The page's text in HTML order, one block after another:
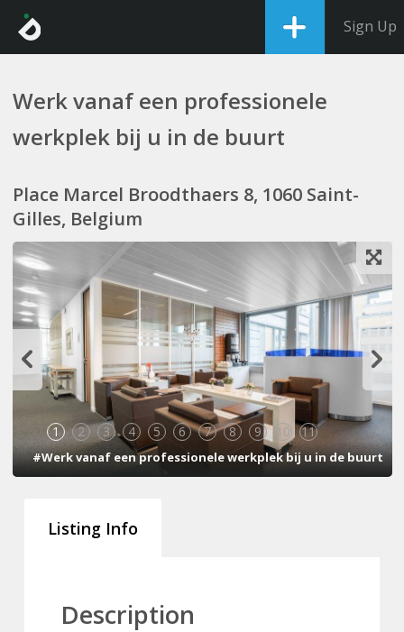
Sign Up
Werk vanaf een professionele
werkplek bij u in de buurt
Place Marcel Broodthaers 8, 1060 Saint-
Gilles, Belgium
1 2 3 4 5 6 7 8 9 10 11
#Werk vanaf een professionele werkplek bij u in de buurt
Listing Info
Description